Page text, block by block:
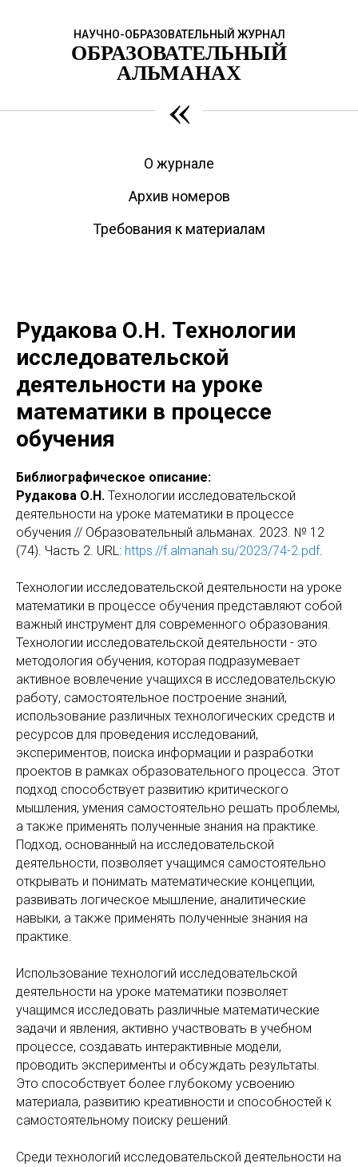
НАУЧНО-ОБРАЗОВАТЕЛЬНЫЙ ЖУРНАЛ
ОБРАЗОВАТЕЛЬНЫЙ
АЛЬМАНАХ
«
О журнале
Архив номеров
Требования к материалам
Рудакова О.Н. Технологии
исследовательской
деятельности на уроке
математики в процессе
обучения
Библиографическое описание:
Рудакова О.Н. Технологии исследовательской
деятельности на уроке математики в процессе
обучения // Образовательный альманах. 2023. № 12
(74). Часть 2. URL: https://f.almanah.su/2023/74-2.pdf.
Технологии исследовательской деятельности на уроке
математики в процессе обучения представляют собой
важный инструмент для современного образования.
Технологии исследовательской деятельности - это
методология обучения, которая подразумевает
активное вовлечение учащихся в исследовательскую
работу, самостоятельное построение знаний,
использование различных технологических средств и
ресурсов для проведения исследований,
экспериментов, поиска информации и разработки
проектов в рамках образовательного процесса. Этот
подход способствует развитию критического
мышления, умения самостоятельно решать проблемы,
а также применять полученные знания на практике.
Подход, основанный на исследовательской
деятельности, позволяет учащимся самостоятельно
открывать и понимать математические концепции,
развивать логическое мышление, аналитические
навыки, а также применять полученные знания на
практике.
Использование технологий исследовательской
деятельности на уроке математики позволяет
учащимся исследовать различные математические
задачи и явления, активно участвовать в учебном
процессе, создавать интерактивные модели,
проводить эксперименты и обсуждать результаты.
Это способствует более глубокому усвоению
материала, развитию креативности и способностей к
самостоятельному поиску решений.
Среди технологий исследовательской деятельности на